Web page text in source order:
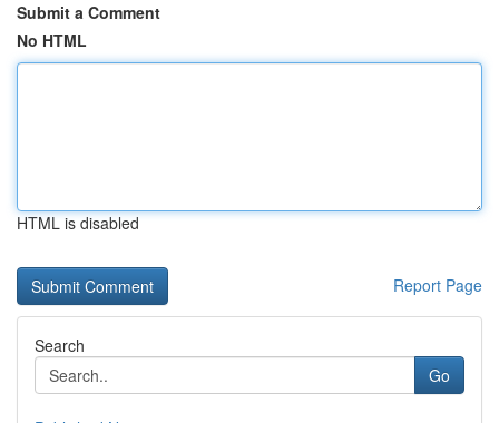
Submit a Comment
No HTML
HTML is disabled
Report Page
Search
Go